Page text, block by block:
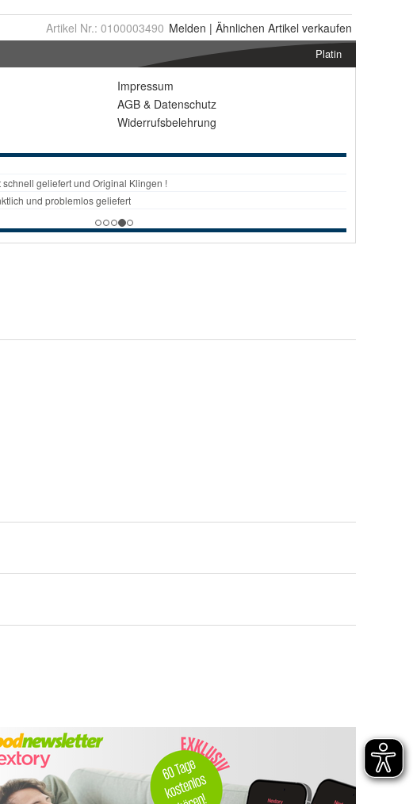
Artikel Nr.: 0100003490 Melden | Ähnlichen Artikel verkaufen
Platin
Impressum
AGB & Datenschutz
Widerrufsbelehrung